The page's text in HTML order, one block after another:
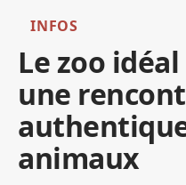
INFOS
Le zoo
une
animaux